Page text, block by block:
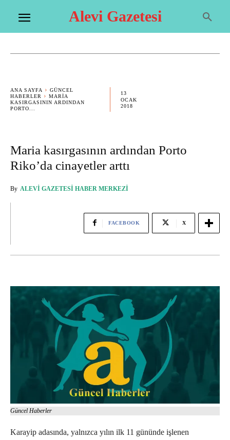
Alevi Gazetesi
ANA SAYFA
GÜNCEL
HABERLER
MARIA
KASIRGASININ ARDINDAN
PORTO...
13
OCAK
2018
Maria kasırgasının ardından Porto
Riko’da cinayetler arttı
By ALEVI GAZETESI HABER MERKEZI
FACEBOOK X
Güncel Haberler
Karayip adasında, yalnızca yılın ilk 11 gününde işlenen